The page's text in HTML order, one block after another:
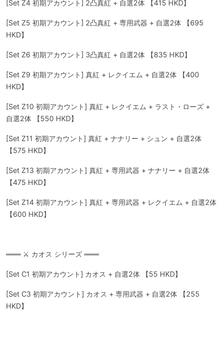
[Set Z4 初期アカウント] 2凸真紅 + 自選2体 【415 HKD】
[Set Z5 初期アカウント] 2凸真紅 + 専用武器 + 自選2体 【695
HKD】
[Set Z6 初期アカウント] 3凸真紅 + 自選2体 【835 HKD】
[Set Z9 初期アカウント] 真紅 + レクイエム + 自選2体 【400
HKD】
[Set Z10 初期アカウント] 真紅 + レクイエム + ラスト・ローズ +
自選2体 【550 HKD】
[Set Z11 初期アカウント] 真紅 + ナナリー + シュン + 自選2体
【575 HKD】
[Set Z13 初期アカウント] 真紅 + 専用武器 + ナナリー + 自選2体
【475 HKD】
[Set Z14 初期アカウント] 真紅 + 専用武器 + レクイエム + 自選2体
【600 HKD】
═══ ⚔️ カオス シリーズ ═══
[Set C1 初期アカウント] カオス + 自選2体 【55 HKD】
[Set C3 初期アカウント] カオス + 専用武器 + 自選2体 【255
HKD】